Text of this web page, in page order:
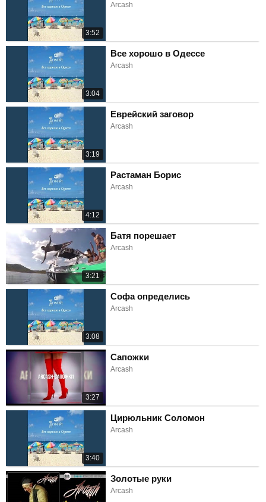
3:52
Arcash
3:04
Все хорошо в Одессе
Arcash
3:19
Еврейский заговор
Arcash
4:12
Растаман Борис
Arcash
3:21
Батя порешает
Arcash
3:08
Софа определись
Arcash
3:27
Сапожки
Arcash
3:40
Цирюльник Соломон
Arcash
Золотые руки
Arcash